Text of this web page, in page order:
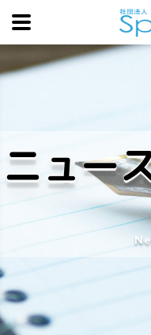
ニュー